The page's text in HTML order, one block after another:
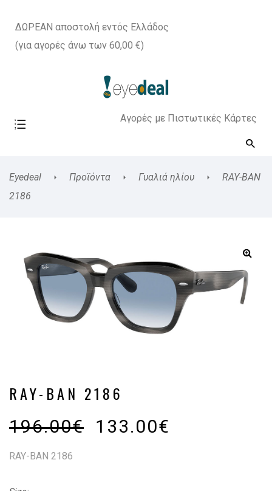
ΔΩΡΕΑΝ αποστολή εντός Ελλάδος
(για αγορές άνω των 60,00 €)
Αγορές με Πιστωτικές Κάρτες
Eyedeal Προϊόντα Γυαλιά ηλίου
RAY-BAN
2186
RAY-BAN 2186
196.00€ 133.00€
RAY-BAN 2186